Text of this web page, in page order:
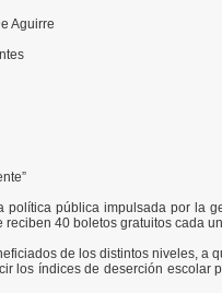
Aguirre
política pública impulsada por la
40 boletos gratuitos cada
de los distintos niveles, a
los índices de deserción escolar